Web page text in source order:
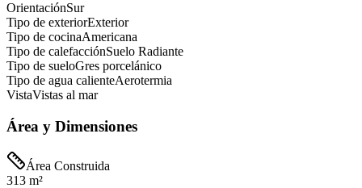
OrientaciónSur
Tipo de exteriorExterior
Tipo de cocinaAmericana
Tipo de calefacciónSuelo Radiante
Tipo de sueloGres porcelánico
Tipo de agua calienteAerotermia
VistaVistas al mar
Área y Dimensiones
Área Construida
313 m²